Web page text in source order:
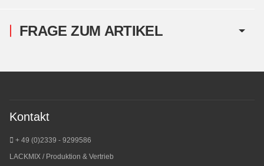
FRAGE ZUM ARTIKEL
Kontakt
+ 49 (0)2339 - 9299586
LACKMIX / Produktion & Vertrieb